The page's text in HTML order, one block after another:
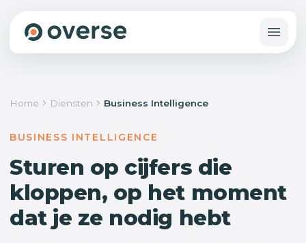
Home Diensten Business Intelligence
BUSINESS INTELLIGENCE
Sturen op cijfers die
kloppen, op het moment
dat je ze nodig hebt